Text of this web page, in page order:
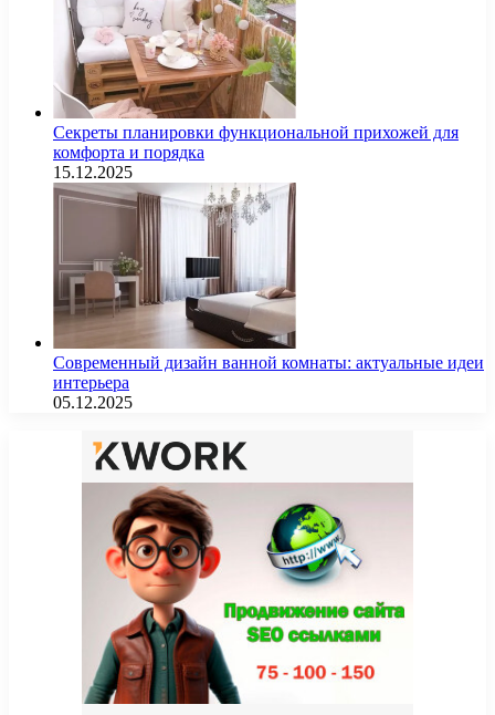
Секреты планировки функциональной прихожей для
комфорта и порядка
15.12.2025
Современный дизайн ванной комнаты: актуальные идеи
интерьера
05.12.2025